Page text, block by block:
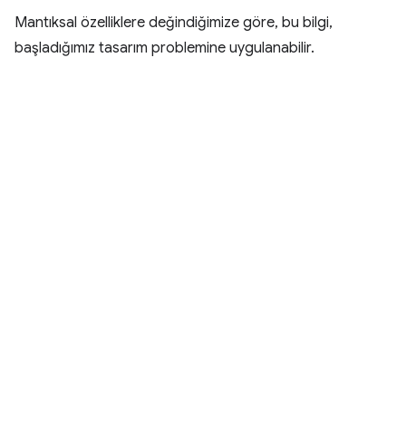
Mantıksal özelliklere değindiğimize göre, bu bilgi,
başladığımız tasarım problemine uygulanabilir.